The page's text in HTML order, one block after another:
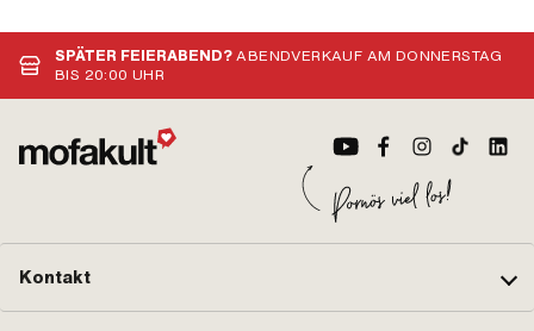
SPÄTER FEIERABEND?ABENDVERKAUF AM DONNERSTAG
BIS 20:00 UHR
Kontakt